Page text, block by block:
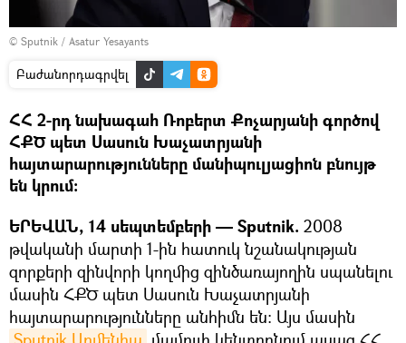
© Sputnik / Asatur Yesayants
Բաժանորդագրվել
ՀՀ 2-րդ նախագահ Ռոբերտ Քոչարյանի գործով
ՀՔԾ պետ Սասուն Խաչատրյանի
հայտարարությունները մանիպուլյացիոն բնույթ
են կրում։
ԵՐԵՎԱՆ, 14 սեպտեմբերի — Sputnik. 2008
թվականի մարտի 1-ին հատուկ նշանակության
զորքերի զինվորի կողմից զինծառայողին սպանելու
մասին ՀՔԾ պետ Սասուն Խաչատրյանի
հայտարարությունները անհիմն են։ Այս մասին